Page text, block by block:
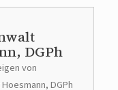
DGPh
von
DGPh